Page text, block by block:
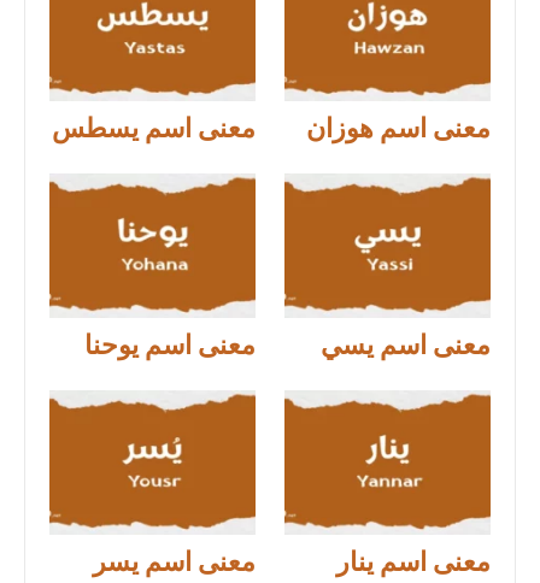
معنى اسم هوزان معنى اسم يسطس
معنى اسم يسي معنى اسم يوحنا
معنى اسم ينار معنى اسم يسر